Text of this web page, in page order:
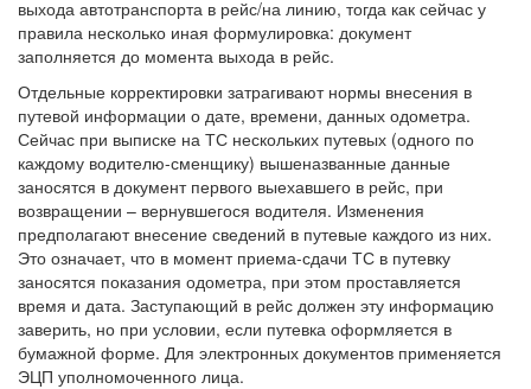
выхода автотранспорта в рейс/на линию, тогда как сейчас у
правила несколько иная формулировка: документ
заполняется до момента выхода в рейс.
Отдельные корректировки затрагивают нормы внесения в
путевой информации о дате, времени, данных одометра.
Сейчас при выписке на ТС нескольких путевых (одного по
каждому водителю-сменщику) вышеназванные данные
заносятся в документ первого выехавшего в рейс, при
возвращении – вернувшегося водителя. Изменения
предполагают внесение сведений в путевые каждого из них.
Это означает, что в момент приема-сдачи ТС в путевку
заносятся показания одометра, при этом проставляется
время и дата. Заступающий в рейс должен эту информацию
заверить, но при условии, если путевка оформляется в
бумажной форме. Для электронных документов применяется
ЭЦП уполномоченного лица.